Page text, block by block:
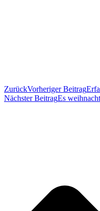
ZurückVorheriger Beitrag
Nächster BeitragEs